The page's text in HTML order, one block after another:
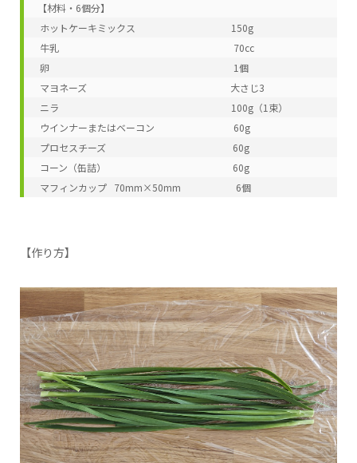
【材料・6個分】
マフィンカップ   70mm×50mm　　   　    　6個
【作り方】